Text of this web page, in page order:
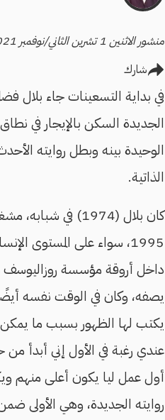
منشور الاثنين 1 تشرين الثاني/نوفمبر 2021
شارك
في بداية التسعينات جاء بلال
الجديدة السكن بالإيجار في
الوحيدة بينه وبطل روايته
الذاتية.
كان بلال (1974)
1995، سواء على المستوى
يصفه، وكان في الوقت نفسه
يكتب لها الظهور بسبب ما يمكن
عندي رغبة في الأول إني أبدأ
أول عمل ليا يكون أعلى منهم